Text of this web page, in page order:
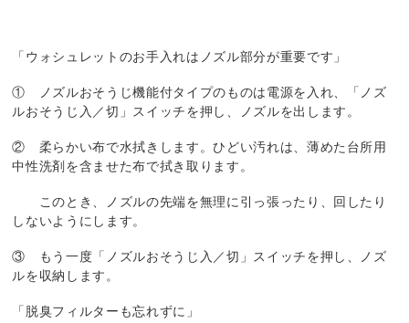
「ウォシュレットのお手入れはノズル部分が重要です」
① ノズルおそうじ機能付タイプのものは電源を入れ、「ノズ
ルおそうじ入／切」スイッチを押し、ノズルを出します。
② 柔らかい布で水拭きします。ひどい汚れは、薄めた台所用
中性洗剤を含ませた布で拭き取ります。
このとき、ノズルの先端を無理に引っ張ったり、回したり
しないようにします。
③ もう一度「ノズルおそうじ入／切」スイッチを押し、ノズ
ルを収納します。
「脱臭フィルターも忘れずに」